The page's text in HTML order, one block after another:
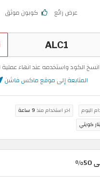
عرض رائع كوبون موثق
انسخ الكود واستخدمه عند انهاء عملية
المتابعة إلى موقع ماكس فاشن
اليوم اخر استخدام منذ 9 ساعة